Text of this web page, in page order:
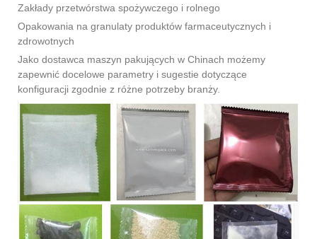
Zakłady przetwórstwa spożywczego i rolnego
Opakowania na granulaty produktów farmaceutycznych i
zdrowotnych
Jako dostawca maszyn pakujących w Chinach możemy
zapewnić docelowe parametry i sugestie dotyczące
konfiguracji zgodnie z różne potrzeby branży.